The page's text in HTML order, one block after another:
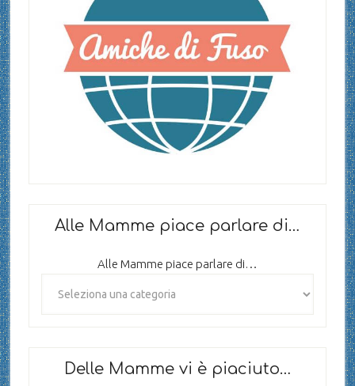
Alle Mamme piace parlare di…
Alle Mamme piace parlare di…
Delle Mamme vi è piaciuto…